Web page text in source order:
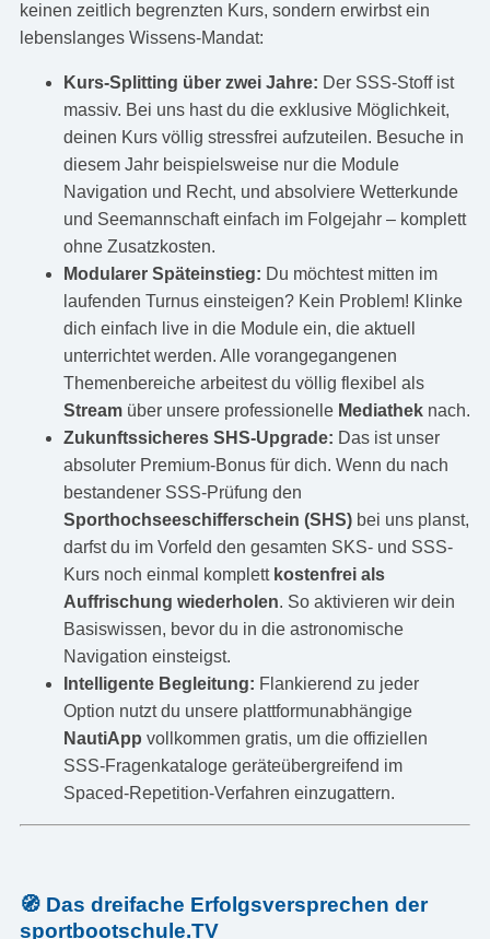
keinen zeitlich begrenzten Kurs, sondern erwirbst ein
lebenslanges Wissens-Mandat:
Kurs-Splitting über zwei Jahre: Der SSS-Stoff ist
massiv. Bei uns hast du die exklusive Möglichkeit,
deinen Kurs völlig stressfrei aufzuteilen. Besuche in
diesem Jahr beispielsweise nur die Module
Navigation und Recht, und absolviere Wetterkunde
und Seemannschaft einfach im Folgejahr – komplett
ohne Zusatzkosten.
Modularer Späteinstieg: Du möchtest mitten im
laufenden Turnus einsteigen? Kein Problem! Klinke
dich einfach live in die Module ein, die aktuell
unterrichtet werden. Alle vorangegangenen
Themenbereiche arbeitest du völlig flexibel als
Streamüber unsere professionelle Mediatheknach.
Zukunftssicheres SHS-Upgrade: Das ist unser
absoluter Premium-Bonus für dich. Wenn du nach
bestandener SSS-Prüfung den
Sporthochseeschifferschein (SHS)bei uns planst,
darfst du im Vorfeld den gesamten SKS- und SSS-
Kurs noch einmal komplett kostenfrei als
Auffrischung wiederholen. So aktivieren wir dein
Basiswissen, bevor du in die astronomische
Navigation einsteigst.
Intelligente Begleitung: Flankierend zu jeder
Option nutzt du unsere plattformunabhängige
NautiApp vollkommen gratis, um die offiziellen
SSS-Fragenkataloge geräteübergreifend im
Spaced-Repetition-Verfahren einzugattern.
🧭 Das dreifache Erfolgsversprechen der
sportbootschule.TV